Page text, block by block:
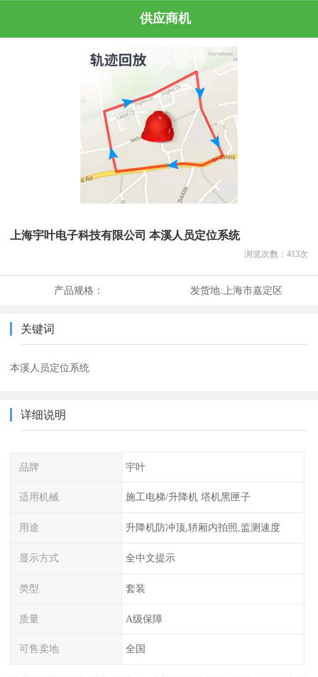
供应商机
上海宇叶电子科技有限公司 本溪人员定位系统
浏览次数： 413次
产品规格： 发货地:上海市嘉定区
关键词
本溪人员定位系统
详细说明
品牌 宇叶
适用机械 施工电梯/升降机 塔机黑匣子
用途 升降机防冲顶,轿厢内拍照,监测速度
显示方式 全中文提示
类型 套装
质量 A级保障
可售卖地 全国